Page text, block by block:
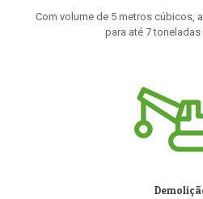
Com volume de 5 metros cúbicos,
para até 7